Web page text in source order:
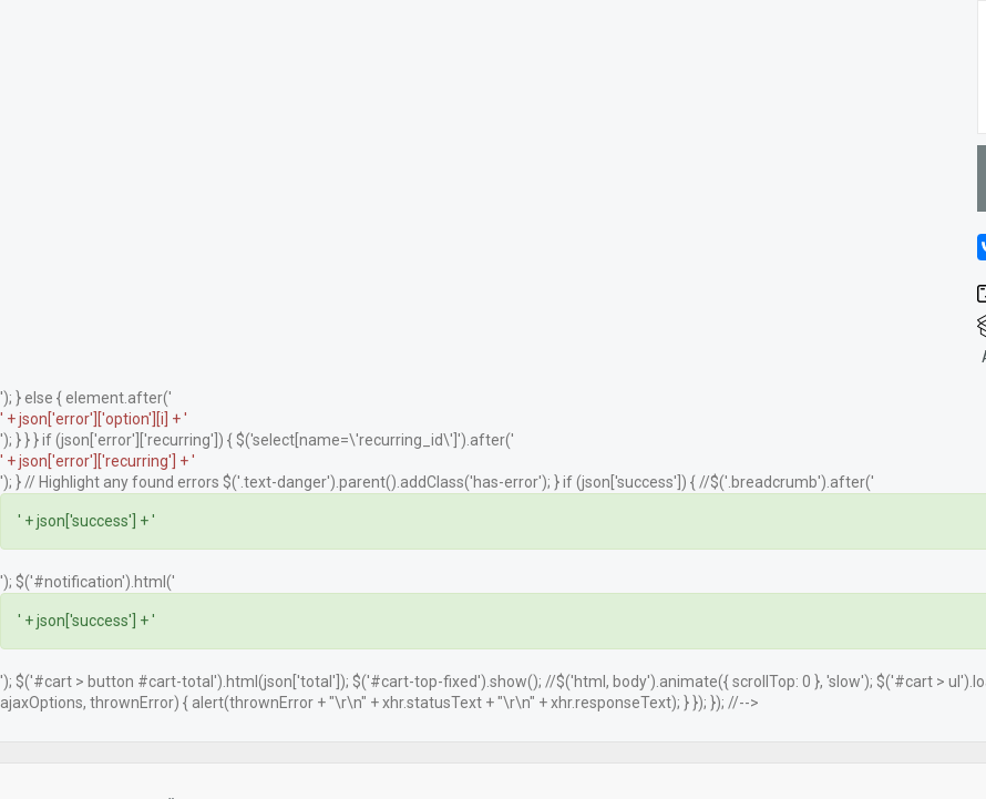
'); } else { element.after('
' + json['error']['option'][i] + '
'); } } } if (json['error']['recurring']) { $('select[name=\'recurring_id\']').after('
' + json['error']['recurring'] + '
'); } // Highlight any found errors $('.text-danger').parent().addClass('has-error'); } if (json['success']) { //$('.breadcrumb').after('
' + json['success'] + '
'); $('#notification').html('
' + json['success'] + '
'); $('#cart > button #cart-total').html(json['total']); $('#cart-top-fixed').show(); //$('html, body').animate({ scrollTop: 0 }, 'slow'); $('#cart >
ajaxOptions, thrownError) { alert(thrownError + "\r\n" + xhr.statusText + "\r\n" + xhr.responseText); } }); }); //-->